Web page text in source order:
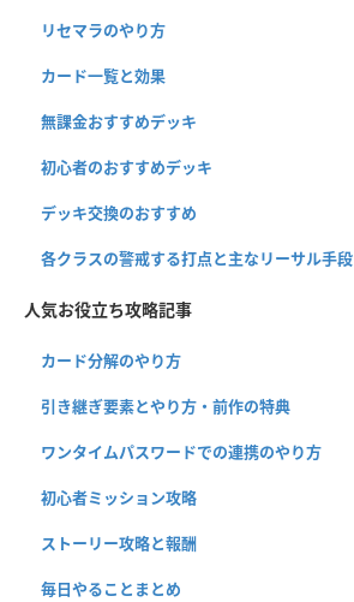
リセマラのやり方
カード一覧と効果
無課金おすすめデッキ
初心者のおすすめデッキ
デッキ交換のおすすめ
各クラスの警戒する打点と主なリーサル手段
人気お役立ち攻略記事
カード分解のやり方
引き継ぎ要素とやり方・前作の特典
ワンタイムパスワードでの連携のやり方
初心者ミッション攻略
ストーリー攻略と報酬
毎日やることまとめ